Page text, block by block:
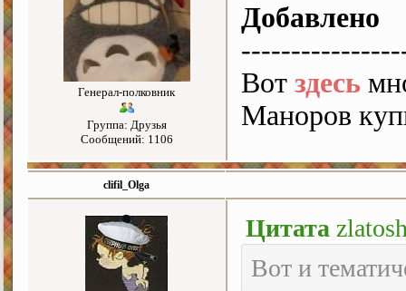
Генерал-полковник
Группа: Друзья
Сообщений: 1106
Добавлено
Вот здесь
Маноров
clifil_Olga
Цитата
Вот и